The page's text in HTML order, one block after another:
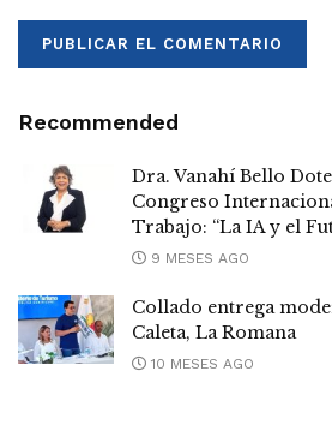
Recommended
Dra. Vanahí Bello
Congreso
Trabajo: “La IA y el
9 MESES AGO
Collado entrega
Caleta, La Romana
10 MESES AGO